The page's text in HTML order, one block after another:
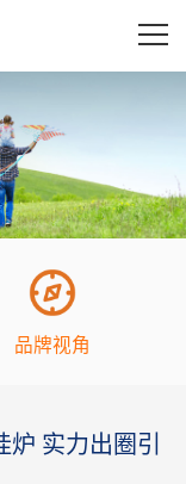
品牌视角
实力出圈引